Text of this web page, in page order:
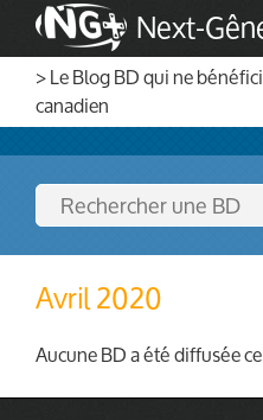
Next-
> Le Blog BD qui ne
canadien
Avril 2020
Aucune BD a été diffusée